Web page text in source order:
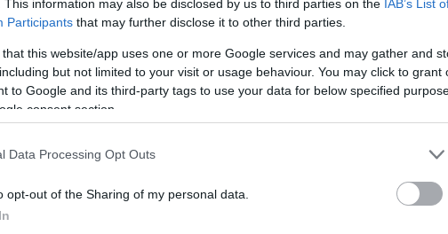
This information may also be disclosed by us to third parties on the IAB’s List
Participants that may further disclose it to other third parties.
that this website/app uses one or more Google services and may gather and
but not limited to your visit or usage behaviour. You may click to grant
to Google and its third-party tags to use your data for below specified
consent section.
Data Processing Opt Outs
opt-out of the Sharing of my personal data.
1ΕΑ/2025 αφορά υποψήφιους με απολυτήριο
ειδικότητες.
2ΕΑ/2025 αφορά απόφοιτους Ανώτατης